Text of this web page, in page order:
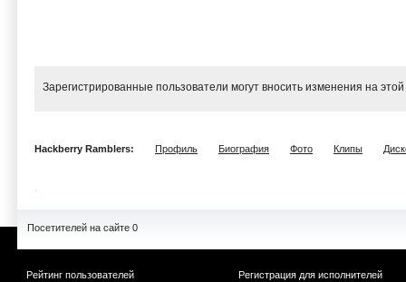
Зарегистрированные пользователи могут вносить изменения на
Hackberry Ramblers: Профиль Биография Фото Клипы
Посетителей на сайте 0
Рейтинг пользователей
Регистрация для исполнителей